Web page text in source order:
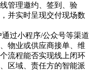
管理邀约、签到、验
并实时呈现交付现场数
通过小程序/公众号等渠道
物业或供应商接单、维
流程能否实现线上闭环
区域、责任方的智能派